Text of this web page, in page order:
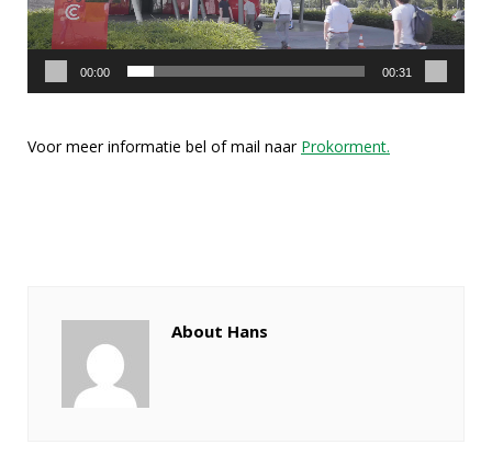
00:00 00:31
Voor meer informatie bel of mail naar Prokorment.
About Hans